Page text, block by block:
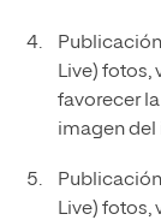
Live) fotos,
favorecer
imagen del
Live) fotos,